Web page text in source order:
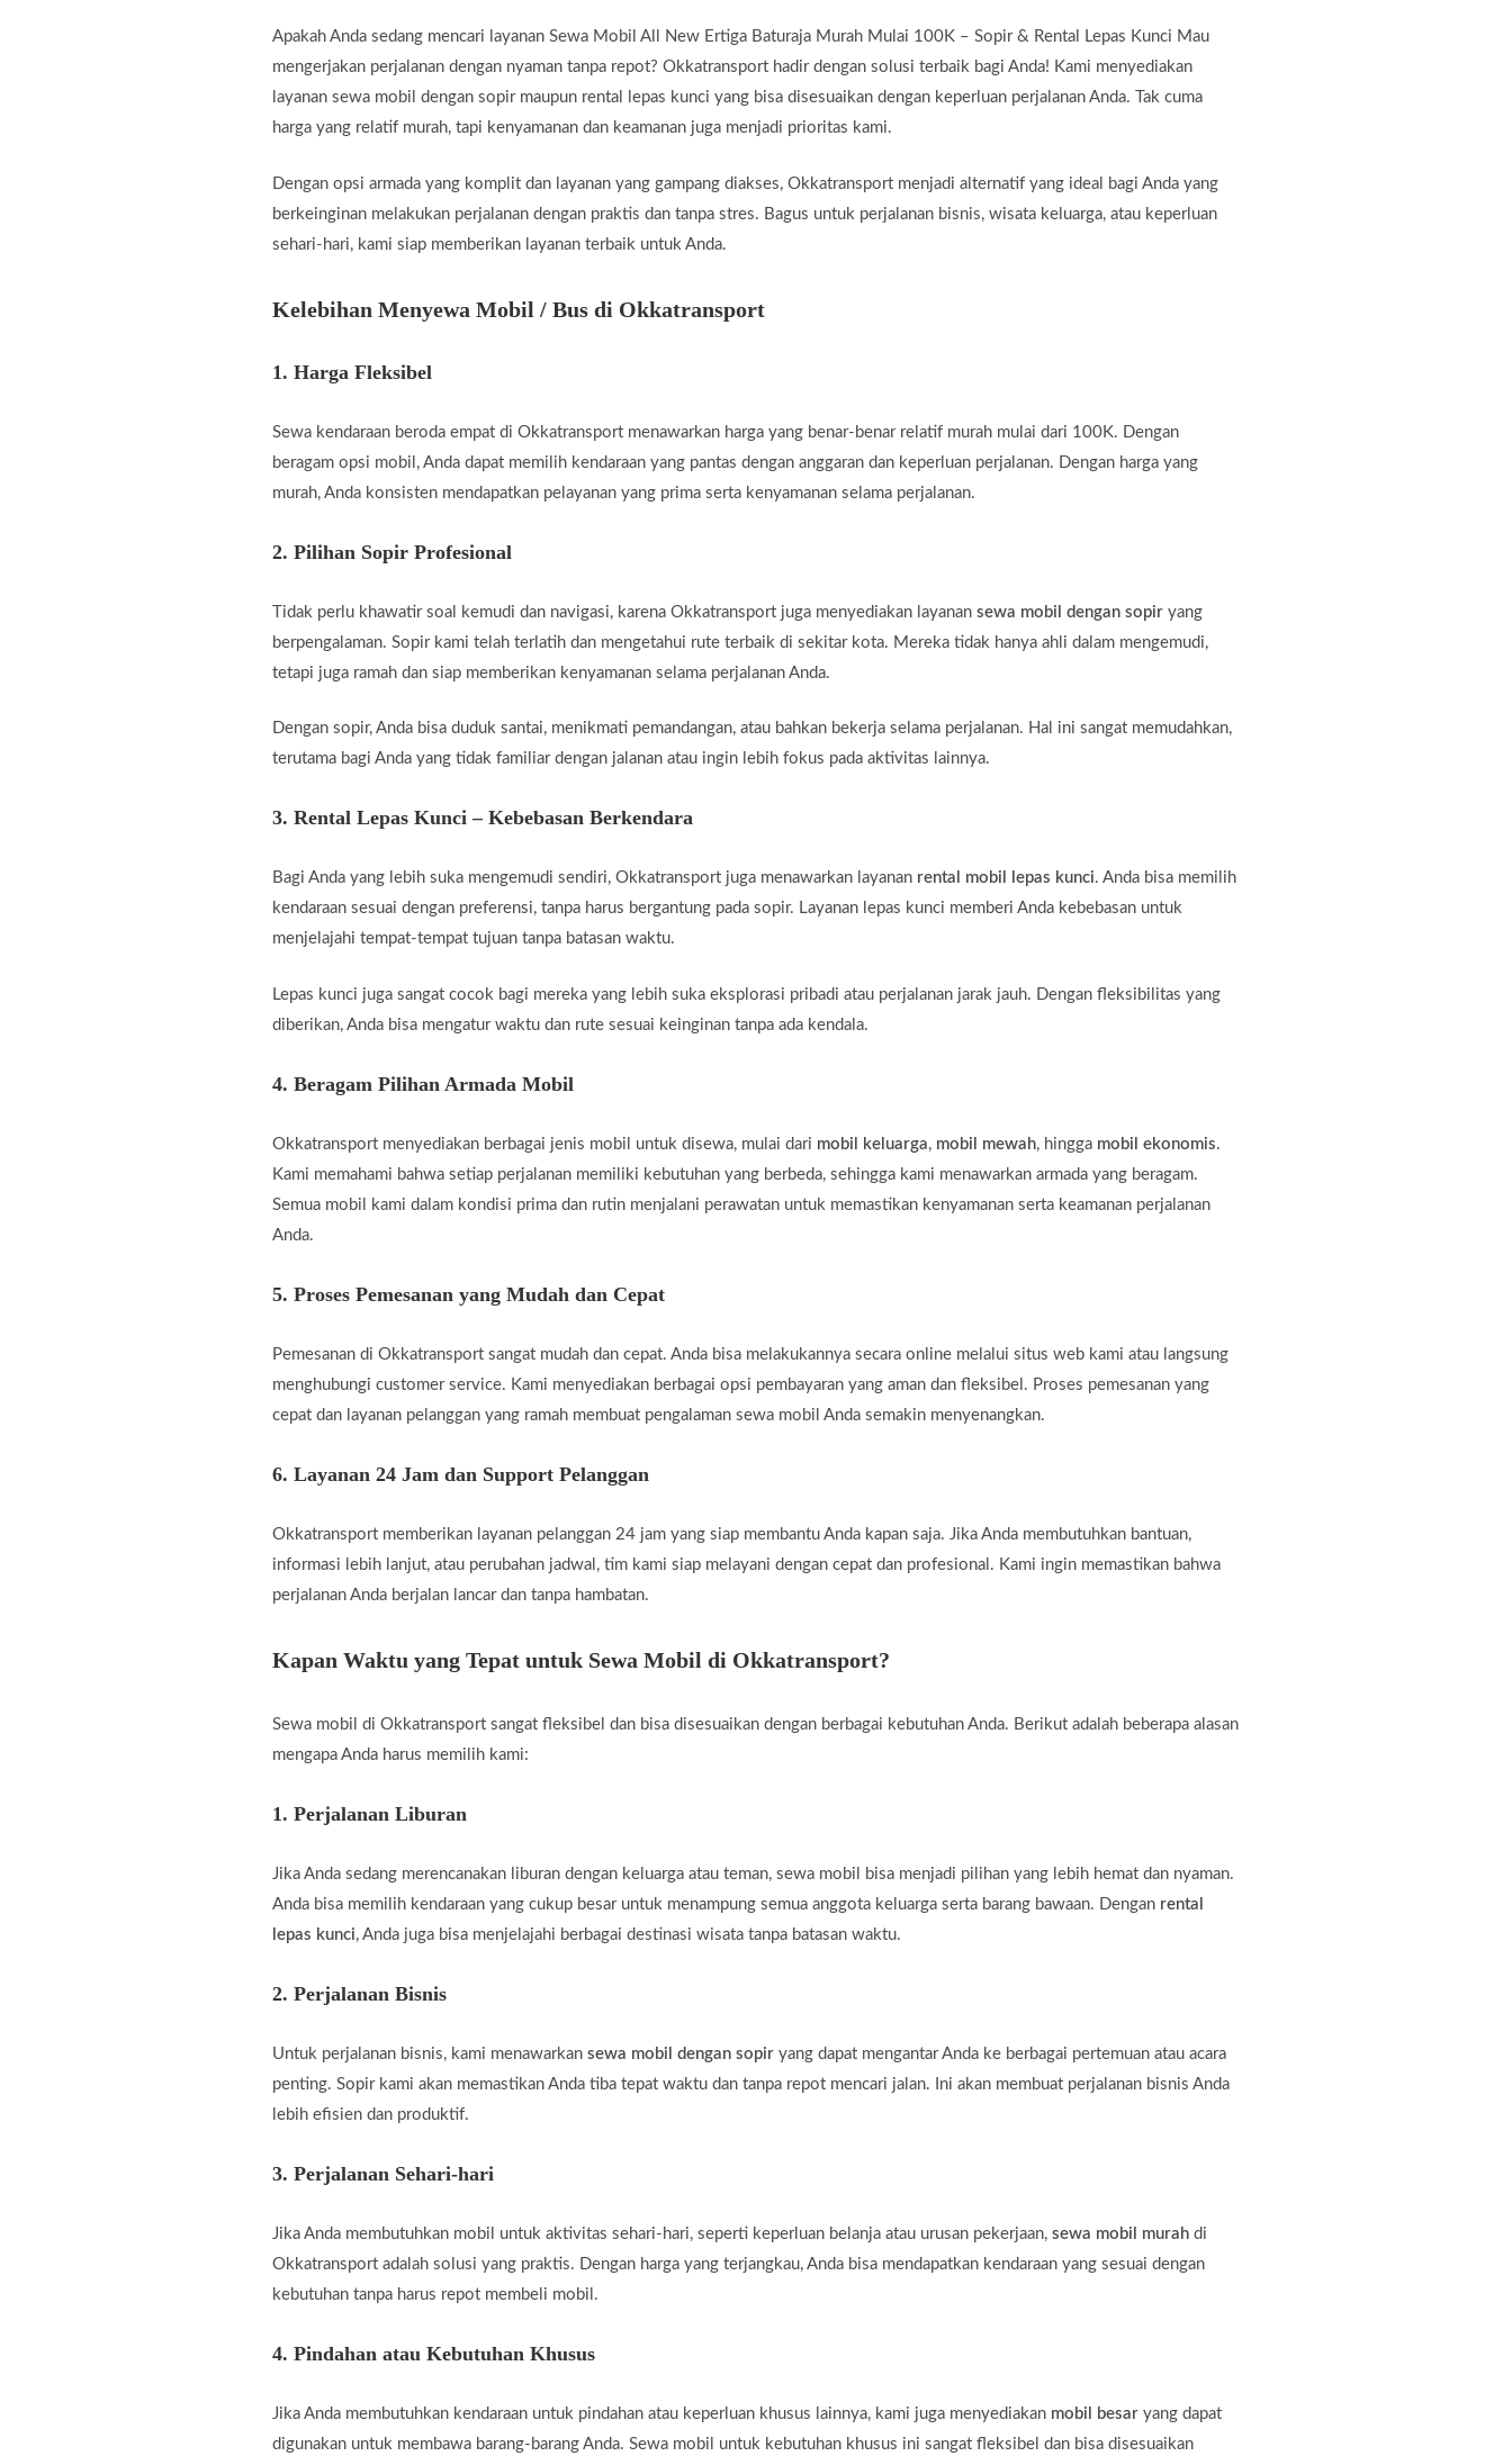
Apakah Anda sedang mencari layanan Sewa Mobil All New Ertiga Baturaja Murah Mulai 100K – Sopir & Rental Lepas Kunci Mau
mengerjakan perjalanan dengan nyaman tanpa repot? Okkatransport hadir dengan solusi terbaik bagi Anda! Kami menyediakan
layanan sewa mobil dengan sopir maupun rental lepas kunci yang bisa disesuaikan dengan keperluan perjalanan Anda. Tak cuma
harga yang relatif murah, tapi kenyamanan dan keamanan juga menjadi prioritas kami.
Dengan opsi armada yang komplit dan layanan yang gampang diakses, Okkatransport menjadi alternatif yang ideal bagi Anda yang
berkeinginan melakukan perjalanan dengan praktis dan tanpa stres. Bagus untuk perjalanan bisnis, wisata keluarga, atau keperluan
sehari-hari, kami siap memberikan layanan terbaik untuk Anda.
Kelebihan Menyewa Mobil / Bus di Okkatransport
1. Harga Fleksibel
Sewa kendaraan beroda empat di Okkatransport menawarkan harga yang benar-benar relatif murah mulai dari 100K. Dengan
beragam opsi mobil, Anda dapat memilih kendaraan yang pantas dengan anggaran dan keperluan perjalanan. Dengan harga yang
murah, Anda konsisten mendapatkan pelayanan yang prima serta kenyamanan selama perjalanan.
2. Pilihan Sopir Profesional
Tidak perlu khawatir soal kemudi dan navigasi, karena Okkatransport juga menyediakan layanan sewa mobil dengan sopir yang
berpengalaman. Sopir kami telah terlatih dan mengetahui rute terbaik di sekitar kota. Mereka tidak hanya ahli dalam mengemudi,
tetapi juga ramah dan siap memberikan kenyamanan selama perjalanan Anda.
Dengan sopir, Anda bisa duduk santai, menikmati pemandangan, atau bahkan bekerja selama perjalanan. Hal ini sangat memudahkan,
terutama bagi Anda yang tidak familiar dengan jalanan atau ingin lebih fokus pada aktivitas lainnya.
3. Rental Lepas Kunci – Kebebasan Berkendara
Bagi Anda yang lebih suka mengemudi sendiri, Okkatransport juga menawarkan layanan rental mobil lepas kunci. Anda bisa memilih
kendaraan sesuai dengan preferensi, tanpa harus bergantung pada sopir. Layanan lepas kunci memberi Anda kebebasan untuk
menjelajahi tempat-tempat tujuan tanpa batasan waktu.
Lepas kunci juga sangat cocok bagi mereka yang lebih suka eksplorasi pribadi atau perjalanan jarak jauh. Dengan fleksibilitas yang
diberikan, Anda bisa mengatur waktu dan rute sesuai keinginan tanpa ada kendala.
4. Beragam Pilihan Armada Mobil
Okkatransport menyediakan berbagai jenis mobil untuk disewa, mulai dari mobil keluarga, mobil mewah, hingga mobil ekonomis.
Kami memahami bahwa setiap perjalanan memiliki kebutuhan yang berbeda, sehingga kami menawarkan armada yang beragam.
Semua mobil kami dalam kondisi prima dan rutin menjalani perawatan untuk memastikan kenyamanan serta keamanan perjalanan
Anda.
5. Proses Pemesanan yang Mudah dan Cepat
Pemesanan di Okkatransport sangat mudah dan cepat. Anda bisa melakukannya secara online melalui situs web kami atau langsung
menghubungi customer service. Kami menyediakan berbagai opsi pembayaran yang aman dan fleksibel. Proses pemesanan yang
cepat dan layanan pelanggan yang ramah membuat pengalaman sewa mobil Anda semakin menyenangkan.
6. Layanan 24 Jam dan Support Pelanggan
Okkatransport memberikan layanan pelanggan 24 jam yang siap membantu Anda kapan saja. Jika Anda membutuhkan bantuan,
informasi lebih lanjut, atau perubahan jadwal, tim kami siap melayani dengan cepat dan profesional. Kami ingin memastikan bahwa
perjalanan Anda berjalan lancar dan tanpa hambatan.
Kapan Waktu yang Tepat untuk Sewa Mobil di Okkatransport?
Sewa mobil di Okkatransport sangat fleksibel dan bisa disesuaikan dengan berbagai kebutuhan Anda. Berikut adalah beberapa alasan
mengapa Anda harus memilih kami:
1. Perjalanan Liburan
Jika Anda sedang merencanakan liburan dengan keluarga atau teman, sewa mobil bisa menjadi pilihan yang lebih hemat dan nyaman.
Anda bisa memilih kendaraan yang cukup besar untuk menampung semua anggota keluarga serta barang bawaan. Dengan rental
lepas kunci, Anda juga bisa menjelajahi berbagai destinasi wisata tanpa batasan waktu.
2. Perjalanan Bisnis
Untuk perjalanan bisnis, kami menawarkan sewa mobil dengan sopir yang dapat mengantar Anda ke berbagai pertemuan atau acara
penting. Sopir kami akan memastikan Anda tiba tepat waktu dan tanpa repot mencari jalan. Ini akan membuat perjalanan bisnis Anda
lebih efisien dan produktif.
3. Perjalanan Sehari-hari
Jika Anda membutuhkan mobil untuk aktivitas sehari-hari, seperti keperluan belanja atau urusan pekerjaan, sewa mobil murah di
Okkatransport adalah solusi yang praktis. Dengan harga yang terjangkau, Anda bisa mendapatkan kendaraan yang sesuai dengan
kebutuhan tanpa harus repot membeli mobil.
4. Pindahan atau Kebutuhan Khusus
Jika Anda membutuhkan kendaraan untuk pindahan atau keperluan khusus lainnya, kami juga menyediakan mobil besar yang dapat
digunakan untuk membawa barang-barang Anda. Sewa mobil untuk kebutuhan khusus ini sangat fleksibel dan bisa disesuaikan